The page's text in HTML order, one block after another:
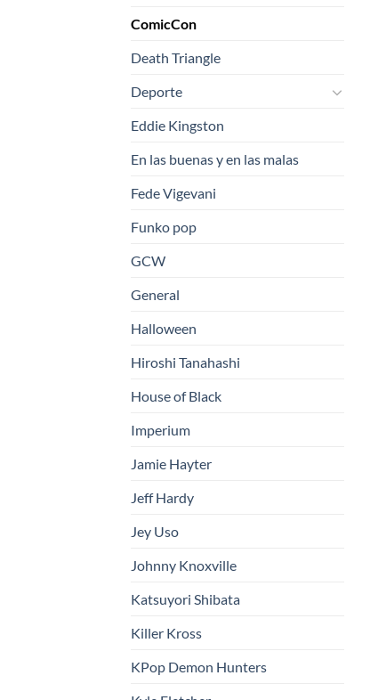
ComicCon
Death Triangle
Deporte
Eddie Kingston
En las buenas y en las malas
Fede Vigevani
Funko pop
GCW
General
Halloween
Hiroshi Tanahashi
House of Black
Imperium
Jamie Hayter
Jeff Hardy
Jey Uso
Johnny Knoxville
Katsuyori Shibata
Killer Kross
KPop Demon Hunters